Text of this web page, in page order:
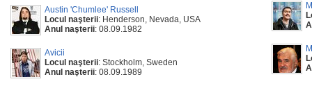
Austin 'Chumlee' Russell
Locul naşterii: Henderson, Nevada, USA
Anul naşterii: 08.09.1982
Avicii
Locul naşterii: Stockholm, Sweden
Anul naşterii: 08.09.1989